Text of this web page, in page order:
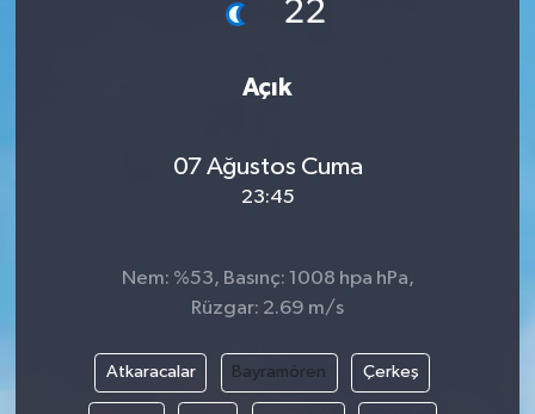
22
Açık
07 Ağustos Cuma
23:45
Nem: %53, Basınç: 1008 hpa hPa,
Rüzgar: 2.69 m/s
Atkaracalar Bayramören Çerkeş